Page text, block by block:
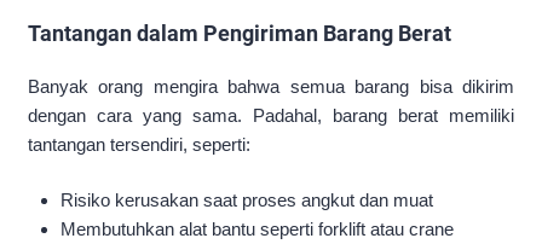
Tantangan dalam Pengiriman Barang Berat
Banyak orang mengira bahwa semua barang bisa dikirim
dengan cara yang sama. Padahal, barang berat memiliki
tantangan tersendiri, seperti:
Risiko kerusakan saat proses angkut dan muat
Membutuhkan alat bantu seperti forklift atau crane